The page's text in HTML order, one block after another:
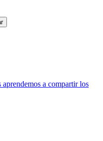
a compartir los